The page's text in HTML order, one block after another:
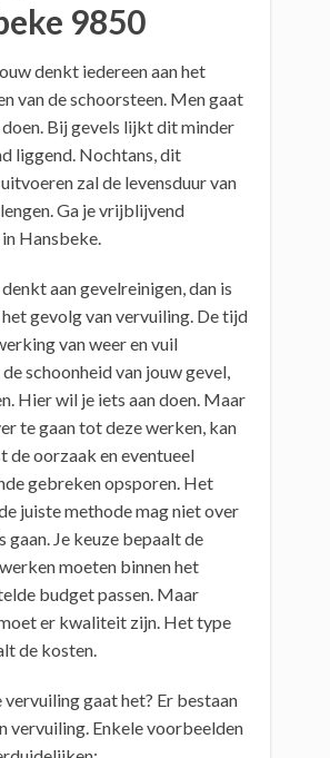
9850
denkt iedereen aan het
van de schoorsteen. Men gaat
Bij gevels lijkt dit minder
liggend. Nochtans, dit
zal de levensduur van
Ga je vrijblijvend
Hansbeke.
aan gevelreinigen, dan is
gevolg van vervuiling. De tijd
van weer en vuil
schoonheid van jouw gevel,
Hier wil je iets aan doen. Maar
te gaan tot deze werken, kan
de oorzaak en eventueel
gebreken opsporen. Het
juiste methode mag niet over
gaan. Je keuze bepaalt de
moeten binnen het
budget passen. Maar
er kwaliteit zijn. Het type
de kosten.
gaat het? Er bestaan
vervuiling. Enkele voorbeelden